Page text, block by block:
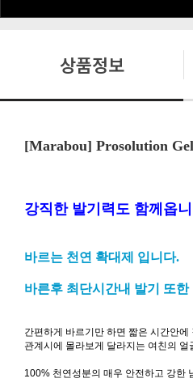
상품정보
[Marabou] Prosolution
강직한 발기력도 함께옵
바르는 천연 확대제 입니다.
바른후 최단시간내 발기 또
간편하게 바르기만 하면 짧은 시간안
관계시에 몰라보게 달라지는 여친의 얼
100% 천연성분의 매우 안전하고 강한